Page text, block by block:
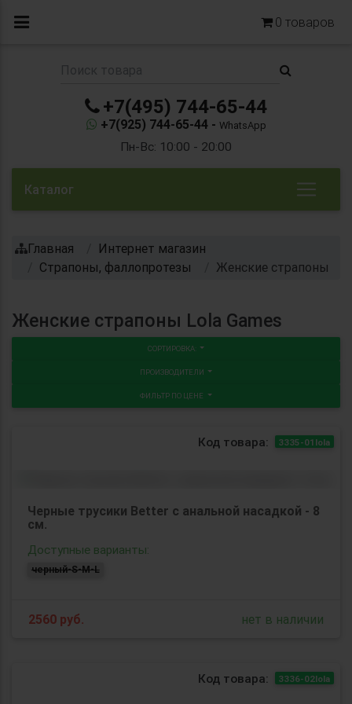
0 товаров
+7(495) 744-65-44
+7(925) 744-65-44 - WhatsApp
Пн-Вс: 10:00 - 20:00
Каталог
Главная
Интернет магазин
Страпоны, фаллопротезы
Женские страпоны
Женские страпоны Lola Games
СОРТИРОВКА:
ПРОИЗВОДИТЕЛИ
ФИЛЬТР ПО ЦЕНЕ
Код товара: 3335-01lola
Черные трусики Better с анальной насадкой - 8
см.
Доступные варианты:
черный-S-M-L
2560 руб. нет в наличии
Код товара: 3336-02lola